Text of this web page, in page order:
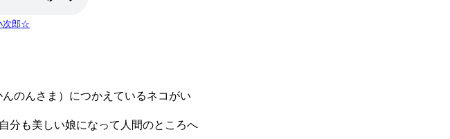
次郎☆
んのんさま）につかえているネコがい
分も美しい娘になって人間のところへ